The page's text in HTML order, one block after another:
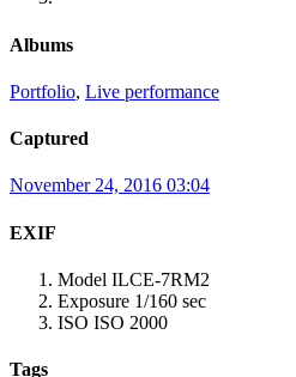
Albums
Portfolio, Live performance
Captured
November 24, 2016 03:04
EXIF
Model ILCE-7RM2
Exposure 1/160 sec
ISO ISO 2000
Tags